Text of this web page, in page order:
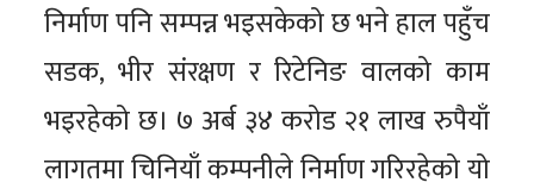
निर्माण पनि सम्पन्न भइसकेको छ भने हाल पहुँच
सडक, भीर संरक्षण र रिटेनिङ वालको काम
भइरहेको छ। ७ अर्ब ३४ करोड २१ लाख रुपैयाँ
लागतमा चिनियाँ कम्पनीले निर्माण गरिरहेको यो